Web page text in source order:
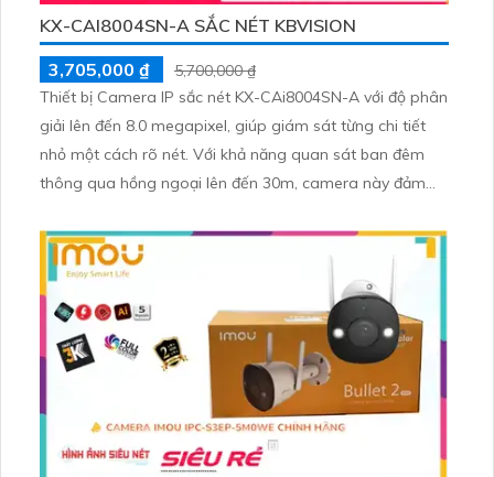
KX-CAI8004SN-A SẮC NÉT KBVISION
3,705,000 ₫
5,700,000 ₫
Thiết bị Camera IP sắc nét KX-CAi8004SN-A với độ phân
giải lên đến 8.0 megapixel, giúp giám sát từng chi tiết
nhỏ một cách rõ nét. Với khả năng quan sát ban đêm
thông qua hồng ngoại lên đến 30m, camera này đảm
được giám sát